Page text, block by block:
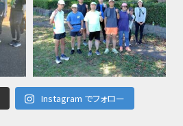
Instagram でフォロー